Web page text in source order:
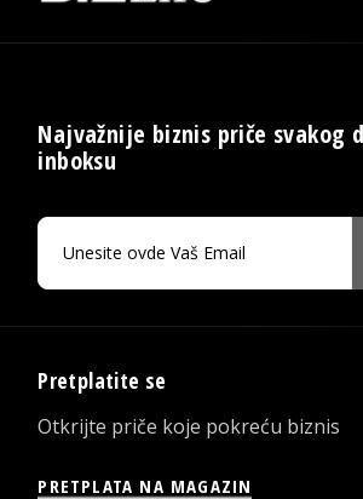
Najvažnije biznis priče svakog
inboksu
Pretplatite se
Otkrijte priče koje pokreću biznis
PRETPLATA NA MAGAZIN